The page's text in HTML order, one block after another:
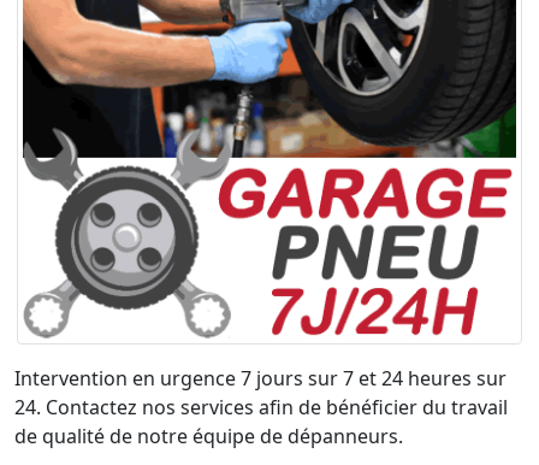
Intervention en urgence 7 jours sur 7 et 24 heures sur
24. Contactez nos services afin de bénéficier du travail
de qualité de notre équipe de dépanneurs.